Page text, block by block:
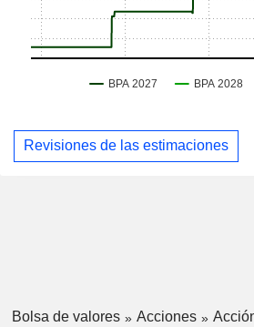
Revisiones de las estimaciones
Bolsa de valores Acciones